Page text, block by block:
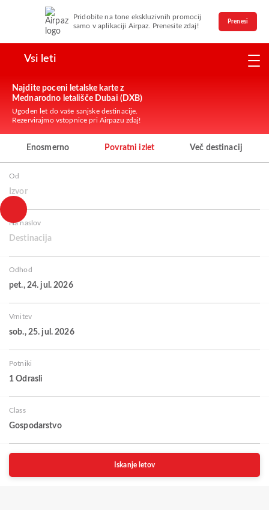
Pridobite na tone ekskluzivnih promocij
samo v aplikaciji Airpaz. Prenesite zdaj!
Prenesi
Vsi leti
Najdite poceni letalske karte z
Mednarodno letališče Dubai (DXB)
Ugoden let do vaše sanjske destinacije.
Rezervirajmo vstopnice pri Airpazu zdaj!
Enosmerno Povratni izlet Več destinacij
Od
Izvor
Na naslov
Destinacija
Odhod
pet., 24. jul. 2026
Vrnitev
sob., 25. jul. 2026
Potniki
1 Odrasli
Class
Gospodarstvo
Iskanje letov